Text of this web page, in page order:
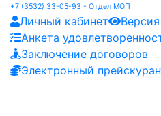
+7 (3532) 33-05-93 - Отдел МОП
Личный кабинет
Анкета
Заключение договоров
Электронный